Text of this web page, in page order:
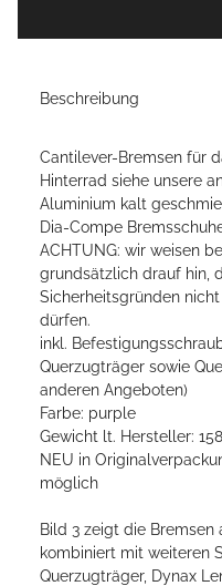
Beschreibung
Cantilever-Bremsen für
Hinterrad siehe unsere
Aluminium kalt
Dia-Compe
ACHTUNG: wir weisen
grundsätzlich drauf hin,
Sicherheitsgründen
dürfen.
inkl.
Querzugträger sowie
anderen Angeboten)
Farbe: purple
Gewicht lt. Hersteller:
NEU in
möglich
Bild 3 zeigt die Bremsen
kombiniert mit weiteren
Querzugträger, Dynax